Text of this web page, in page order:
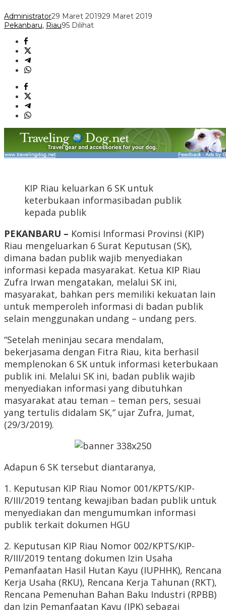
Administrator29 Maret 201929 Maret 2019
Pekanbaru, Riau95 Dilihat
KIP Riau keluarkan 6 SK untuk
keterbukaan informasibadan publik
kepada publik
PEKANBARU – Komisi Informasi Provinsi (KIP)
Riau mengeluarkan 6 Surat Keputusan (SK),
dimana badan publik wajib menyediakan
informasi kepada masyarakat. Ketua KIP Riau
Zufra Irwan mengatakan, melalui SK ini,
masyarakat, bahkan pers memiliki kekuatan lain
untuk memperoleh informasi di badan publik
selain menggunakan undang – undang pers.
“Setelah meninjau secara mendalam,
bekerjasama dengan Fitra Riau, kita berhasil
memplenokan 6 SK untuk informasi keterbukaan
publik ini. Melalui SK ini, badan publik wajib
menyediakan informasi yang dibutuhkan
masyarakat atau teman – teman pers, sesuai
yang tertulis didalam SK,” ujar Zufra, Jumat,
(29/3/2019).
Adapun 6 SK tersebut diantaranya,
1. Keputusan KIP Riau Nomor 001/KPTS/KIP-
R/III/2019 tentang kewajiban badan publik untuk
menyediakan dan mengumumkan informasi
publik terkait dokumen HGU
2. Keputusan KIP Riau Nomor 002/KPTS/KIP-
R/III/2019 tentang dokumen Izin Usaha
Pemanfaatan Hasil Hutan Kayu (IUPHHK), Rencana
Kerja Usaha (RKU), Rencana Kerja Tahunan (RKT),
Rencana Pemenuhan Bahan Baku Industri (RPBB)
dan Izin Pemanfaatan Kayu (IPK) sebagai